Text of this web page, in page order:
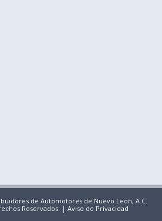
de Automotores de Nuevo León, A.C.
Reservados. | Aviso de Privacidad